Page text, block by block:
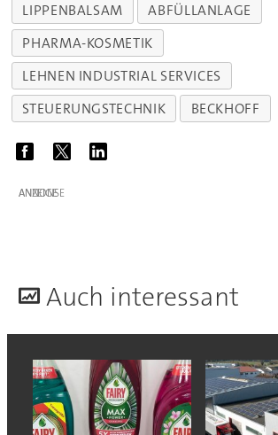
LIPPENBALSAM
ABFÜLLANLAGE
PHARMA-KOSMETIK
LEHNEN INDUSTRIAL SERVICES
STEUERUNGSTECHNIK
BECKHOFF
ANZEIGE
Auch interessant